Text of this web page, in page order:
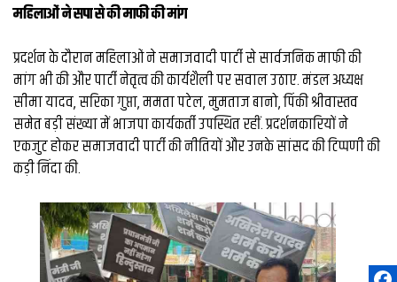
महिलाओं ने सपा से की माफी की मांग
प्रदर्शन के दौरान महिलाओं ने समाजवादी पार्टी से सार्वजनिक माफी की
मांग भी की और पार्टी नेतृत्व की कार्यशैली पर सवाल उठाए. मंडल अध्यक्ष
सीमा यादव, सरिका गुप्ता, ममता पटेल, मुमताज बानो, पिंकी श्रीवास्तव
समेत बड़ी संख्या में भाजपा कार्यकर्ती उपस्थित रहीं. प्रदर्शनकारियों ने
एकजुट होकर समाजवादी पार्टी की नीतियों और उनके सांसद की टिप्पणी की
कड़ी निंदा की.